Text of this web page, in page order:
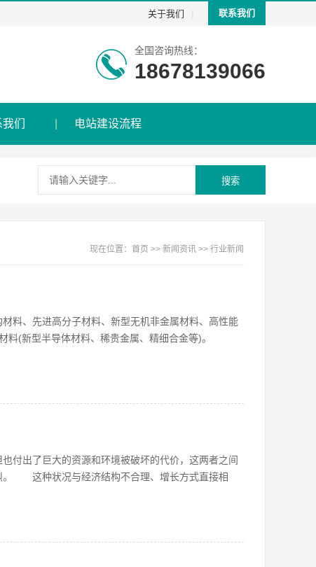
关于我们 联系我们
全国咨询热线：
18678139066
们 电站建设流程
搜索
现在位置： 首页 >> 新闻资讯 >> 行业新闻
料、先进高分子材料、新型无机非金属材料、高性能
料(新型半导体材料、稀贵金属、精细合金等)。
付出了巨大的资源和环境被破坏的代价，这两者之间
。 这种状况与经济结构不合理、增长方式直接相